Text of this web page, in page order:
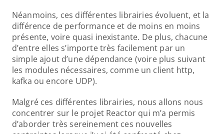
Néanmoins, ces différentes librairies évoluent, et la
différence de performance et de moins en moins
présente, voire quasi inexistante. De plus, chacune
d’entre elles s’importe très facilement par un
simple ajout d’une dépendance (voire plus suivant
les modules nécessaires, comme un client http,
kafka ou encore UDP).
Malgré ces différentes librairies, nous allons nous
concentrer sur le projet Reactor qui m’a permis
d’aborder très sereinement ces nouvelles